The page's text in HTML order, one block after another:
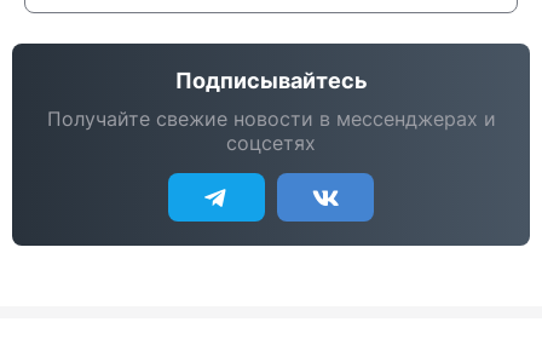
Подписывайтесь
Получайте свежие новости в мессенджерах и
соцсетях